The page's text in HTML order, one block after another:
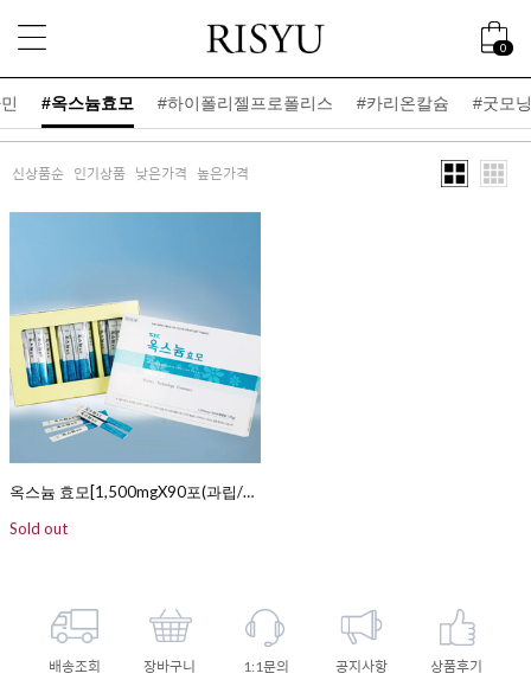
0
#옥스늄효모 #하이폴리젤프로폴리스 #카리온칼슘 #굿모
신상품순 인기상품 낮은가격 높은가격
옥스늄 효모[1,500mgX90포(과립/30일분)]
Sold out
배송조회 장바구니 1:1문의 공지사항 상품후기